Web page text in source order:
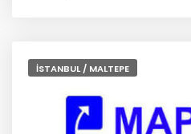
İSTANBUL / MALTEPE